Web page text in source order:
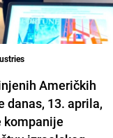
Američkih
danas, 13. aprila,
kompanije